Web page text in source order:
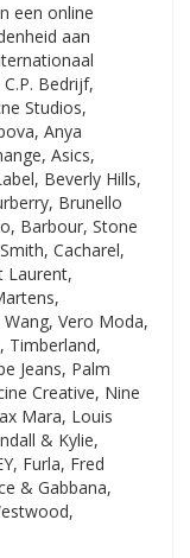
een online
aan
Bedrijf,
Studios,
Anya
Asics,
Beverly Hills,
Brunello
Barbour, Stone
Cacharel,
Laurent,
Vero Moda,
Timberland,
Jeans, Palm
Creative, Nine
Mara, Louis
& Kylie,
Furla, Fred
& Gabbana,